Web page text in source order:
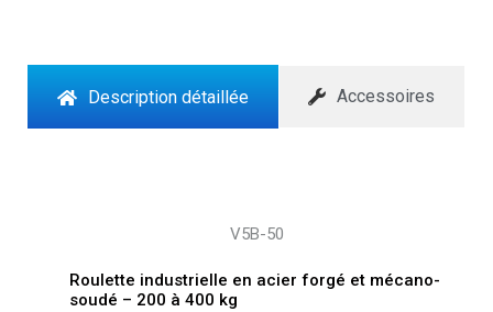
Description détaillée Accessoires
V5B-50
Roulette industrielle en acier forgé et mécano-
soudé – 200 à 400 kg